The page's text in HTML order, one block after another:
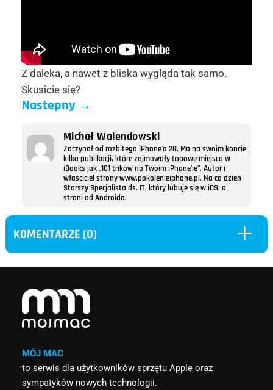
Z daleka, a nawet z bliska wygląda tak samo.
Skusicie się?
Następny→
Michał Walendowski
Zaczynał od rozbitego iPhone'a 2G. Ma na swoim koncie
kilka publikacji, które zajmowały topowe miejsca w
iBooks jak „101 trików na Twoim iPhone'ie”. Autor i
właściciel strony www.pokolenieiphone.pl. Na co dzień
Starszy Specjalista ds. IT, który lubuje się w iOS, a
stroni od Androida.
KOMENTARZE (0) L
MÓJ MAC
to serwis dla użytkowników sprzętu Apple oraz
sympatyków nowych technologii.